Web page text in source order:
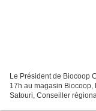
Le Président de Biocoop
17h au magasin
Satouri, Conseiller